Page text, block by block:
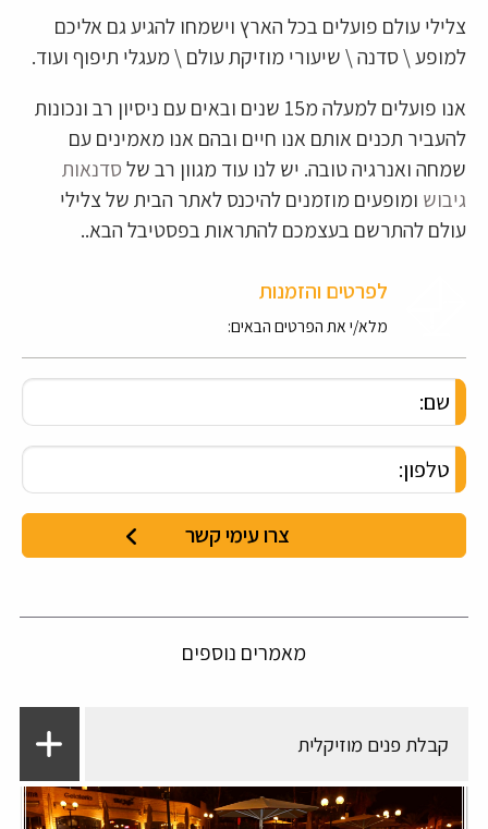
צלילי עולם פועלים בכל הארץ וישמחו להגיע גם אליכם
למופע \ סדנה \ שיעורי מוזיקת עולם \ מעגלי תיפוף ועוד.
אנו פועלים למעלה מ15 שנים ובאים עם ניסיון רב ונכונות
להעביר תכנים אותם אנו חיים ובהם אנו מאמינים עם
שמחה ואנרגיה טובה. יש לנו עוד מגוון רב שלסדנאות
גיבוש ומופעים מוזמנים להיכנס לאתר הבית של צלילי
עולם להתרשם בעצמכם להתראות בפסטיבל הבא..
לפרטים והזמנות
מלא/י את הפרטים הבאים:
מאמרים נוספים
קבלת פנים מוזיקלית